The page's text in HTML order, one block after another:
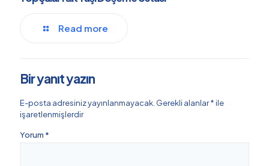
Read more
Bir yanıt yazın
E-posta adresiniz yayınlanmayacak. Gerekli alanlar*ile
işaretlenmişlerdir
Yorum *